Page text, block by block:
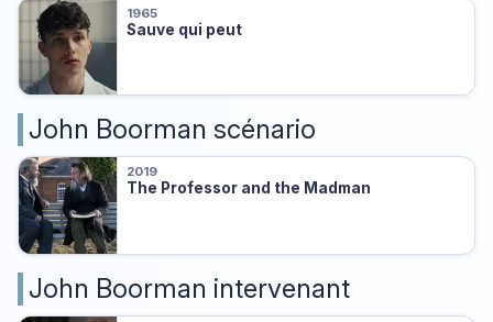
1965
Sauve qui peut
John Boorman scénario
2019
The Professor and the Madman
John Boorman intervenant